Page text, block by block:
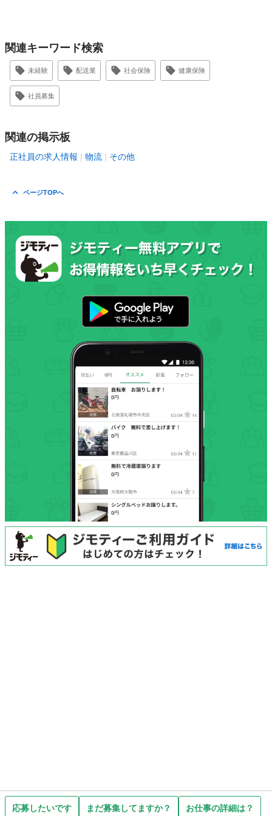
応募したいです まだ募集してますか？ お仕事の詳細は？
関連キーワード検索
未経験 配送業 社会保険 健康保険
社員募集
関連の掲示板
正社員の求人情報 物流 その他
ページTOPへ